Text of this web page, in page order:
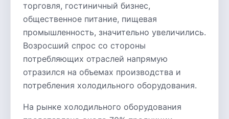
торговля, гостиничный бизнес,
общественное питание, пищевая
промышленность, значительно увеличились.
Возросший спрос со стороны
потребляющих отраслей напрямую
отразился на объемах производства и
потребления холодильного оборудования.
На рынке холодильного оборудования